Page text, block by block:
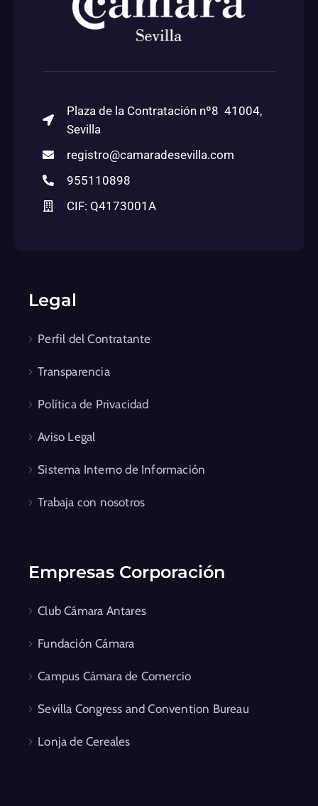
Plaza de la Contratación nº8 41004,
Sevilla
registro@camaradesevilla.com
955110898
CIF: Q4173001A
Legal
Perfil del Contratante
Transparencia
Política de Privacidad
Aviso Legal
Sistema Interno de Información
Trabaja con nosotros
Empresas Corporación
Club Cámara Antares
Fundación Cámara
Campus Cámara de Comercio
Sevilla Congress and Convention Bureau
Lonja de Cereales